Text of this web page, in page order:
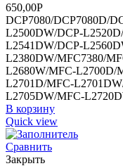
650,00Р
DCP7080/DCP7080D/
L2500DW/DCP-
L2541DW/DCP-
L2380DW/MFC7380/
L2680W/MFC-L2700D/
L2701D/MFC-
L2705DW/MFC-
В корзину
Quick view
Сравнить
Закрыть